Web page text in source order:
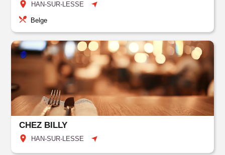
HAN-SUR-LESSE
Belge
CHEZ BILLY
HAN-SUR-LESSE